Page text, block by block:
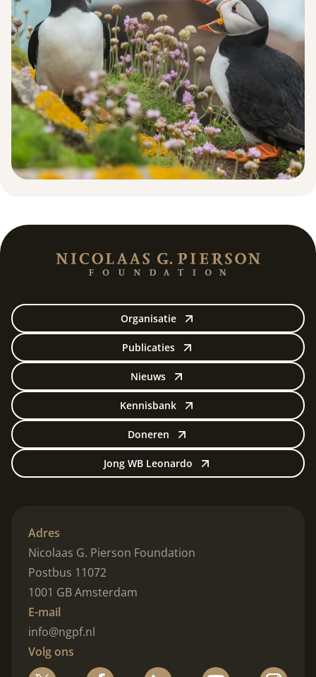
Organisatie
Publicaties
Nieuws
Kennisbank
Doneren
Jong WB Leonardo
Adres
Nicolaas G. Pierson Foundation
Postbus 11072
1001 GB Amsterdam
E-mail
info@ngpf.nl
Volg ons